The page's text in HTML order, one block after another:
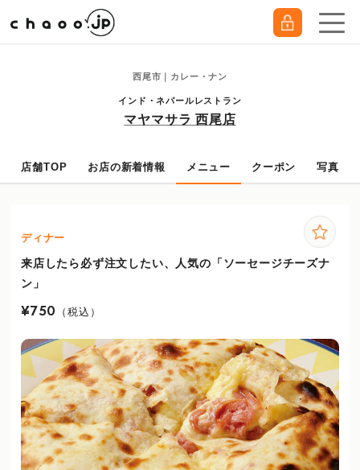
西尾市｜カレー・ナン
インド・ネパールレストラン
マヤマサラ 西尾店
店舗TOP お店の新着情報 メニュー クーポン 写真
ディナー
来店したら必ず注文したい、人気の「ソーセージチーズナ
ン」
¥750 （税込）